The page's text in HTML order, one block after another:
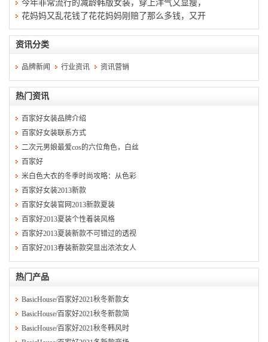
今年非常流行的减龄韩版女装，穿上洋气又显瘦，
花妈妈又乱花钱了花花妈妈刚赔了那么多钱，又开
资讯分类
品牌新闻 行业资讯 资讯营销
热门资讯
百家好女装品牌介绍
百家好女装联系方式
二次元男娘最爱cos的六位角色，白丝
百家好
米白色大衣的冬季时尚攻略：从色彩
百家好女装2013新款
百家好女装官网2013新款夏装
百家好2013夏装个性着装风格
百家好2013夏装新款不可错过的透视
百家好2013春装新款突显出浓浓女人
热门产品
BasicHouse/百家好2021秋冬新款女
BasicHouse/百家好2021秋冬新款简
BasicHouse/百家好2021秋冬韩风时